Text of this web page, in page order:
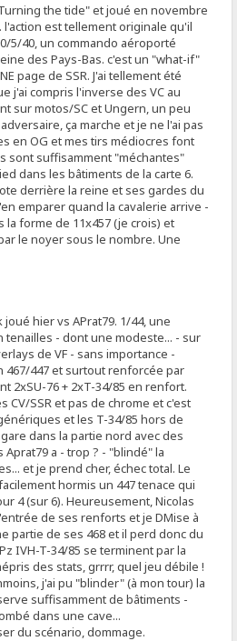
the tide" et joué en novembre
est tellement originale qu'il
5/40, un commando aéroporté
des Pays-Bas. c'est un "what-if"
page de SSR. J'ai tellement été
j'ai compris l'inverse des VC au
sur motos/SC et Ungern, un peu
ça marche et je ne l'ai pas
en OG et mes tirs médiocres font
sont suffisamment "méchantes"
dans les bâtiments de la carte 6.
derrière la reine et ses gardes du
emparer quand la cavalerie arrive -
forme de 11x457 (je crois) et
le noyer sous le nombre. Une
hier vs APrat79. 1/44, une
- dont une modeste... - sur
de VF - sans importance -
447 et surtout renforcée par
2xSU-76 + 2xT-34/85 en renfort.
CV/SSR et pas de chrome et c'est
et les T-34/85 hors de
dans la partie nord avec des
a - trop ? - "blindé" la
et je prend cher, échec total. Le
hormis un 447 tenace qui
4 (sur 6). Heureusement, Nicolas
de ses renforts et je DMise à
partie de ses 468 et il perd donc du
IVH-T-34/85 se terminent par la
des stats, grrrr, quel jeu débile !
j'ai pu "blinder" (à mon tour) la
suffisamment de bâtiments -
dans une cave...
du scénario, dommage.